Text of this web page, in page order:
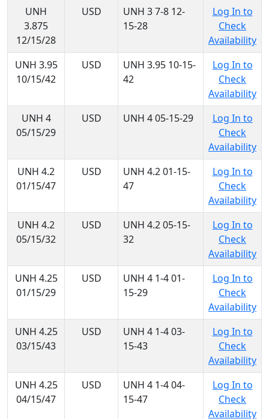
UNH
3.875
12/15/28
USD
UNH 3 7-8 12-
15-28
Log In to
Check
Availability
UNH 3.95
10/15/42
USD
UNH 3.95 10-15-
42
Log In to
Check
Availability
UNH 4
05/15/29
USD UNH 4 05-15-29
Log In to
Check
Availability
UNH 4.2
01/15/47
USD
UNH 4.2 01-15-
47
Log In to
Check
Availability
UNH 4.2
05/15/32
USD
UNH 4.2 05-15-
32
Log In to
Check
Availability
UNH 4.25
01/15/29
USD
UNH 4 1-4 01-
15-29
Log In to
Check
Availability
UNH 4.25
03/15/43
USD
UNH 4 1-4 03-
15-43
Log In to
Check
Availability
UNH 4.25
04/15/47
USD
UNH 4 1-4 04-
15-47
Log In to
Check
Availability